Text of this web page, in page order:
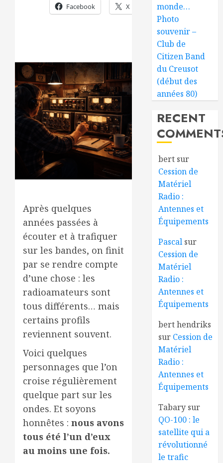
Facebook
X
Après quelques
années passées à
écouter et à trafiquer
sur les bandes, on finit
par se rendre compte
d’une chose : les
radioamateurs sont
tous différents… mais
certains profils
reviennent souvent.
Voici quelques
personnages que l’on
croise régulièrement
quelque part sur les
ondes. Et soyons
honnêtes : nous avons
tous été l’un d’eux
au moins une fois.
monde…
Photo
souvenir –
Club de
Citizen Band
du Creusot
(début des
années 80)
RECENT
bert sur
Cession de
Matériel
Radio :
Antennes et
Équipements
Pascal sur
Cession de
Matériel
Radio :
Antennes et
Équipements
bert hendriks
sur Cession de
Matériel
Radio :
Antennes et
Équipements
Tabary sur
QO-100 : le
satellite qui a
révolutionné
le trafic